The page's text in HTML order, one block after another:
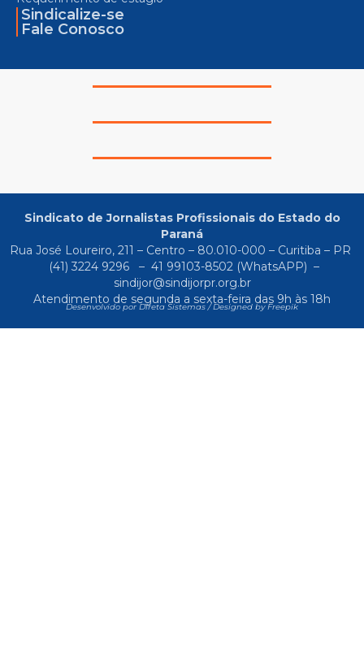
Sindicalize-se
Fale Conosco
Sindicato de Jornalistas Profissionais do Estado do
Paraná
Rua José Loureiro, 211 – Centro – 80.010-000 – Curitiba – PR
(41) 3224 9296
– 41 99103-8502(WhatsAPP) –
sindijor@sindijorpr.org.br
Atendimento de segunda a sexta-feira das 9h às 18h
Desenvolvido por Direta Sistemas /Designed by Freepik